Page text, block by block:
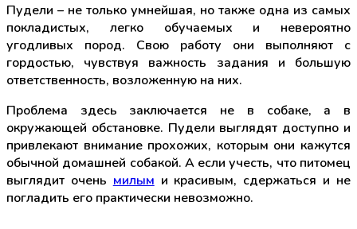
Пудели – не только умнейшая, но также одна из самых
покладистых, легко обучаемых и невероятно
угодливых пород. Свою работу они выполняют с
гордостью, чувствуя важность задания и большую
ответственность, возложенную на них.
Проблема здесь заключается не в собаке, а в
окружающей обстановке. Пудели выглядят доступно и
привлекают внимание прохожих, которым они кажутся
обычной домашней собакой. А если учесть, что питомец
выглядит очень милым и красивым, сдержаться и не
погладить его практически невозможно.